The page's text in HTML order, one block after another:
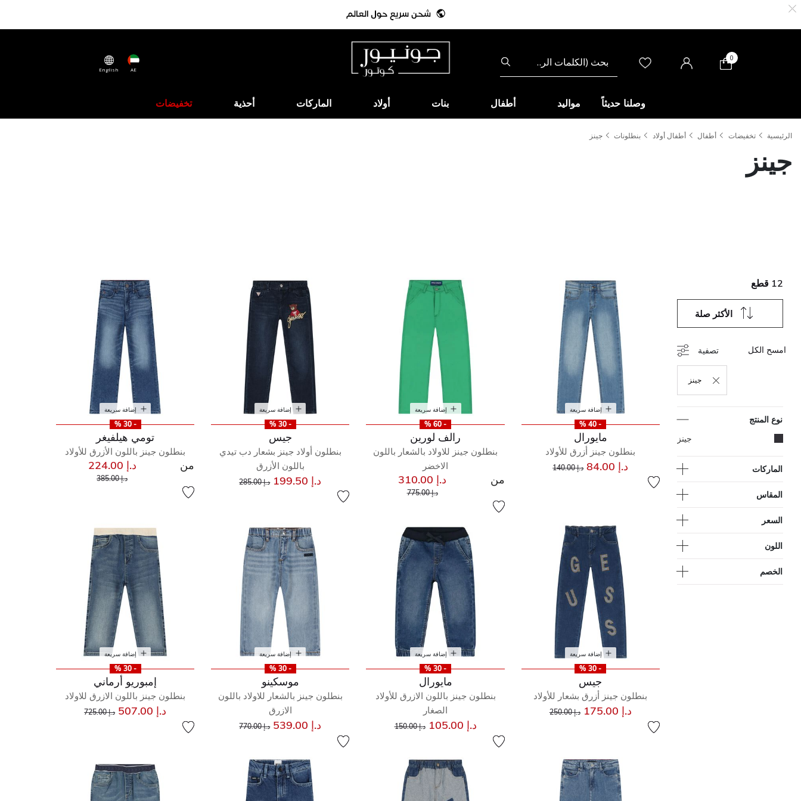
AE
English
0
وصلنا حديثاً مواليد أطفال بنات أولاد الماركات أحذية تخفيضات
الرئيسية تخفيضات أطفال أطفال أولاد بنطلونات جينز
جينز
12 قطع
الأكثر صلة
تصفية
جينز
حذف التصفية مكرر حاليًا بواسطة نوع المنتج: جينز
امسح الكل
نوع المنتج
جينز
الماركات
المقاس
السعر
اللون
الخصم
إضافة سريعة
- 40 %
مايورال
بنطلون جينز أزرق للأولاد
د.إ 84.00 سعر مخفض مند.إ 140.00 إلى
إضافة سريعة
- 60 %
رالف لورين
بنطلون جينز للاولاد بالشعار باللون
الاخضر
من د.إ 310.00
سعر مخفض من
د.إ 775.00 إلى
إضافة سريعة
- 30 %
جيس
بنطلون أولاد جينز بشعار دب تيدي
باللون الأزرق
د.إ 199.50 سعر مخفض مند.إ 285.00 إلى
إضافة سريعة
- 30 %
تومي هيلفيغر
بنطلون جينز باللون الأزرق للأولاد
من د.إ 224.00
سعر مخفض من
د.إ 385.00 إلى
إضافة سريعة
- 30 %
جيس
بنطلون جينز أزرق بشعار للأولاد
د.إ 175.00 سعر مخفض مند.إ 250.00 إلى
إضافة سريعة
- 30 %
مايورال
بنطلون جينز باللون الازرق للأولاد
الصغار
د.إ 105.00 سعر مخفض مند.إ 150.00
إضافة سريعة
- 30 %
موسكينو
بنطلون جينز بالشعار للاولاد باللون
الازرق
د.إ 539.00 سعر مخفض مند.إ 770.00 إلى
إضافة سريعة
- 30 %
إمبوريو أرماني
بنطلون جينز باللون الازرق للاولاد
د.إ 507.00 سعر مخفض مند.إ 725.00 إلى